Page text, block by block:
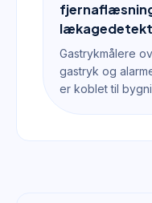
Gastrykmålere
gastryk og
er koblet til